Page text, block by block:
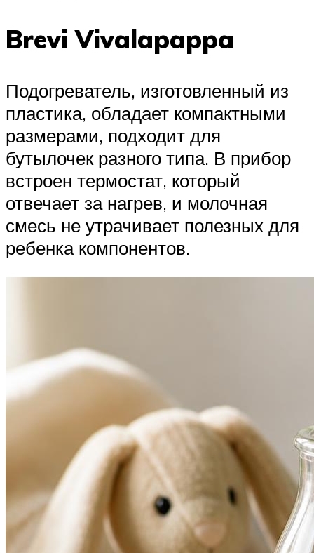
Brevi Vivalapappa
Подогреватель, изготовленный из
пластика, обладает компактными
размерами, подходит для
бутылочек разного типа. В прибор
встроен термостат, который
отвечает за нагрев, и молочная
смесь не утрачивает полезных для
ребенка компонентов.